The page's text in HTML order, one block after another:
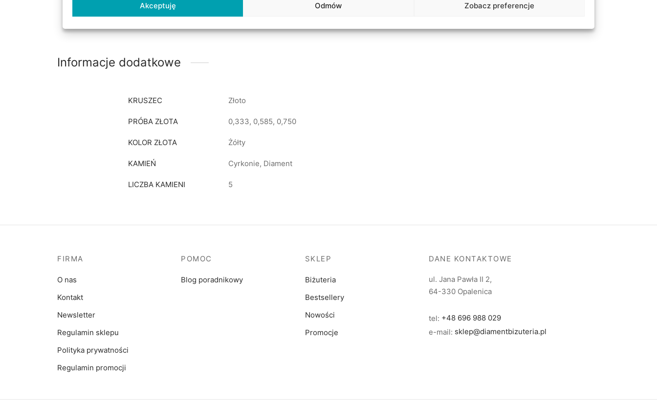
Akceptuję Odmów Zobacz preferencje
tak zwaną soczewką, której stopień uwypuklenia możemy dostosować według własnych preferencji). W przypadku
wyboru obrączek z białym złotem możemy je dodatkowo pokryć rodem.
Informacje dodatkowe
KRUSZEC Złoto
PRÓBA ZŁOTA 0,333, 0,585, 0,750
KOLOR ZŁOTA Żółty
KAMIEŃ Cyrkonie, Diament
LICZBA KAMIENI 5
DANE KONTAKTOWE
ul. Jana Pawła II 2,
64-330 Opalenica
tel: +48 696 988 029
e-mail: sklep@diamentbizuteria.pl
POMOC
Blog poradnikowy
SKLEP
Biżuteria
Bestsellery
Nowości
Promocje
FIRMA
O nas
Kontakt
Newsletter
Regulamin sklepu
Polityka prywatności
Regulamin promocji